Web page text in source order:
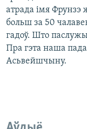
атрада імя Фрунзэ
больш за 50
гадоў. Што
Пра гэта наша
Асьвейшчыну.